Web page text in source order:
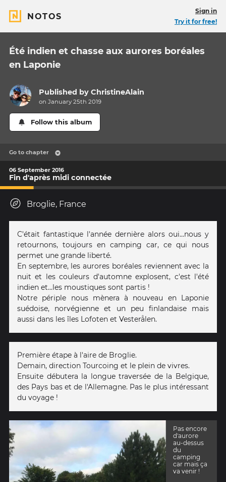
NOTOS
Sign in
Try it for free!
Été indien et chasse aux aurores boréales
en Laponie
Published byChristineAlain
on January 25th 2019
Follow this album
Go to chapter
06 September 2016
Fin d'après midi connectée
Broglie, France
C'était fantastique l'année dernière alors oui...nous y
retournons, toujours en camping car, ce qui nous
permet une grande liberté.
En septembre, les aurores boréales reviennent avec la
nuit et les couleurs d'automne explosent, c'est l'été
indien et...les moustiques sont partis !
Notre périple nous mènera à nouveau en Laponie
suédoise, norvégienne et un peu finlandaise mais
aussi dans les îles Lofoten et Vesterålen.
Première étape à l'aire de Broglie.
Demain, direction Tourcoing et le plein de vivres.
Ensuite débutera la longue traversée de la Belgique,
des Pays bas et de l'Allemagne. Pas le plus intéressant
du voyage !
Pas encore
d'aurore
au-dessus
du
camping
car mais ça
va venir !